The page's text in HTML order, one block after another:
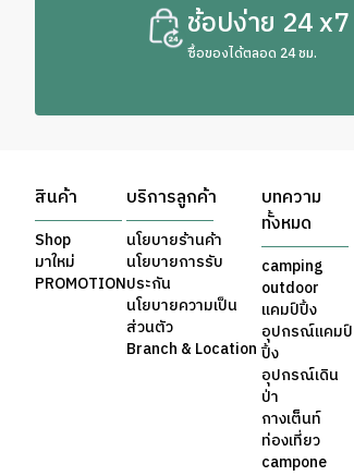
ช้อปง่าย 24 x7
ซื้อของได้ตลอด 24 ชม.
สินค้า
Shop
มาใหม่
PROMOTION
บริการลูกค้า
นโยบายร้านค้า
นโยบายการรับ
ประกัน
นโยบายความเป็น
ส่วนตัว
Branch & Location
บทความ
ทั้งหมด
camping
outdoor
แคมป์ปิ้ง
อุปกรณ์แคมป์
ปิ้ง
อุปกรณ์เดิน
ป่า
กางเต็นท์
ท่องเที่ยว
campone